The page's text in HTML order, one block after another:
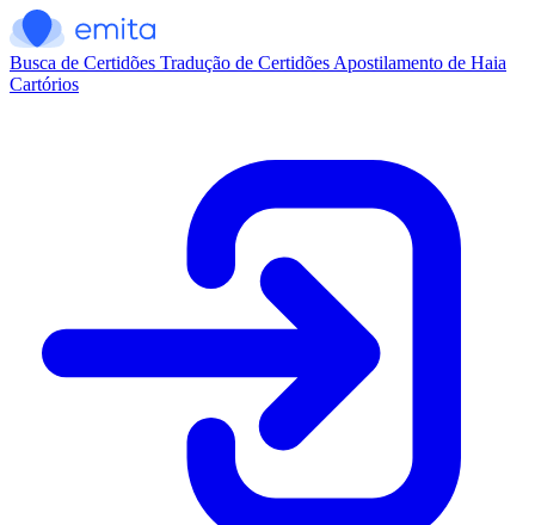
Busca de Certidões Tradução de Certidões Apostilamento de Haia
Cartórios